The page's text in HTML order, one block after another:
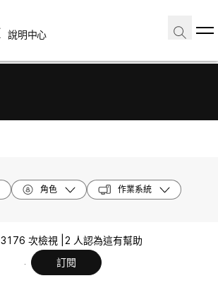
說明中心
角色 作業系統
3176 次檢視 |
2 人認為這有幫助
訂閱